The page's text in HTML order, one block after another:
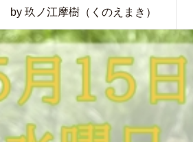
by 玖ノ江摩樹（くのえまき）